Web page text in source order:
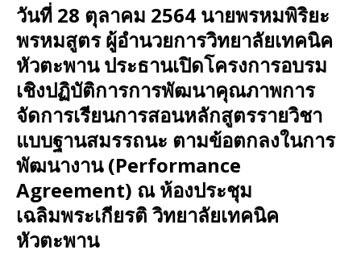
วันที่ 28 ตุลาคม 2564 นายพรหมพิริยะ
พรหมสูตร ผู้อำนวยการวิทยาลัยเทคนิค
หัวตะพาน ประธานเปิดโครงการอบรม
เชิงปฏิบัติการการพัฒนาคุณภาพการ
จัดการเรียนการสอนหลักสูตรรายวิชา
แบบฐานสมรรถนะ ตามข้อตกลงในการ
พัฒนางาน (Performance
Agreement) ณ ห้องประชุม
เฉลิมพระเกียรติ วิทยาลัยเทคนิค
หัวตะพาน